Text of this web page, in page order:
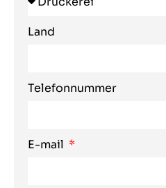
Land
Telefonnummer
E-mail